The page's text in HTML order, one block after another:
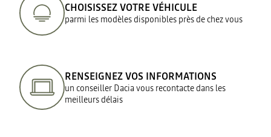
CHOISISSEZ VOTRE VÉHICULE
parmi les modèles disponibles près de chez vous
RENSEIGNEZ VOS INFORMATIONS
un conseiller Dacia vous recontacte dans les
meilleurs délais